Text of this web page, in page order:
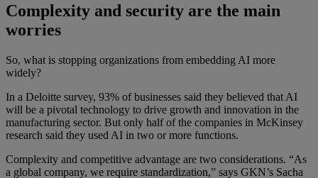
Complexity and security are the main
worries
So, what is stopping organizations from embedding AI more
widely?
In a Deloitte survey, 93% of businesses said they believed that AI
will be a pivotal technology to drive growth and innovation in the
manufacturing sector. But only half of the companies in McKinsey
research said they used AI in two or more functions.
Complexity and competitive advantage are two considerations. “As
a global company, we require standardization,” says GKN’s Sacha